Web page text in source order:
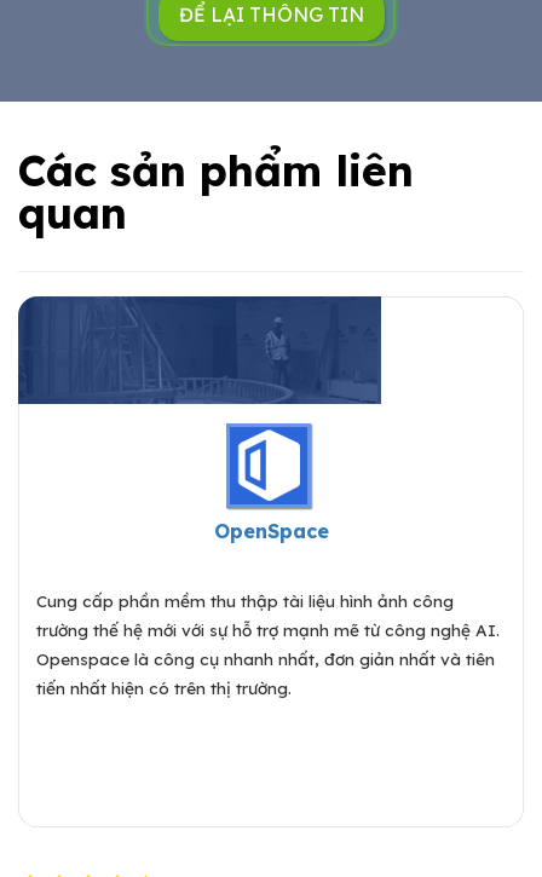
ĐỂ LẠI THÔNG TIN
Các sản phẩm liên
quan
OpenSpace
Cung cấp phần mềm thu thập tài liệu hình ảnh công
trường thế hệ mới với sự hỗ trợ mạnh mẽ từ công nghệ AI.
Openspace là công cụ nhanh nhất, đơn giản nhất và tiên
tiến nhất hiện có trên thị trường.